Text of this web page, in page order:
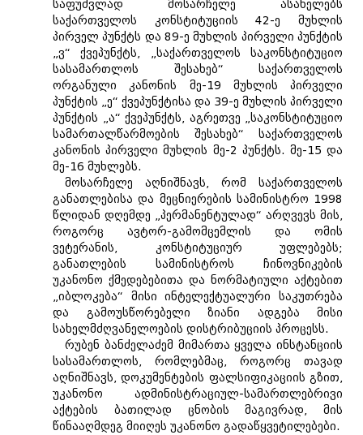
საფუძვლად მოსარჩელე ასახელებს
საქართველოს კონსტიტუციის 42-ე მუხლის
პირველ პუნქტს და 89-ე მუხლის პირველი პუნქტის
„ვ“ ქვეპუნქტს, „საქართველოს საკონსტიტუციო
სასამართლოს შესახებ“ საქართველოს
ორგანული კანონის მე-19 მუხლის პირველი
პუნქტის „ე“ ქვეპუნქტისა და 39-ე მუხლის პირველი
პუნქტის „ა“ ქვეპუნქტს, აგრეთვე „საკონსტიტუციო
სამართალწარმოების შესახებ“ საქართველოს
კანონის პირველი მუხლის მე-2 პუნქტს. მე-15 და
მე-16 მუხლებს.
მოსარჩელე აღნიშნავს, რომ საქართველოს
განათლებისა და მეცნიერების სამინისტრო 1998
წლიდან დღემდე „პერმანენტულად“ არღვევს მის,
როგორც ავტორ-გამომცემლის და ომის
ვეტერანის, კონსტიტუციურ უფლებებს;
განათლების სამინისტროს ჩინოვნიკების
უკანონო ქმედებებითა და ნორმატიული აქტებით
„იბლოკება“ მისი ინტელექტუალური საკუთრება
და გამოუსწორებელი ზიანი ადგება მისი
სახელმძღვანელოების დისტრიბუციის პროცესს.
რუბენ ბანძელაძემ მიმართა ყველა ინსტანციის
სასამართლოს, რომლებმაც, როგორც თავად
აღნიშნავს, დოკუმენტების ფალსიფიკაციის გზით,
უკანონო ადმინისტრაციულ-სამართლებრივი
აქტების ბათილად ცნობის მაგივრად, მის
წინააღმდეგ მიიღეს უკანონო გადაწყვეტილებები.